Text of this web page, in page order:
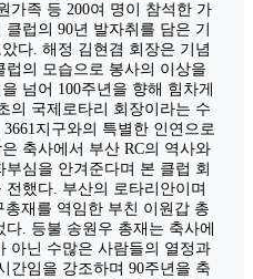
가족 등 200여 명이 참석한 가
럽의 90년 발자취를 담은 기
다. 해정 김현겸 회장은 기념
의 모습으로 봉사의 이상을
넘어 100주년을 향해 힘차게
의 국제로타리 회장이라는 수
지구와의 특별한 인연으로
축사에서 부산 RC의 역사와
심을 안겨준다며 본 클럽 회
했다. 부산의 로타리안이며
총재를 역임한 부친 이원갑 총
. 등불 송원우 총재는 축사에
아닌 수많은 사람들의 열정과
간임을 강조하며 90주년을 축